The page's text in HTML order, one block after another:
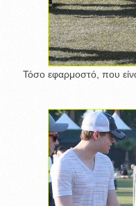
Τόσο εφαρμοστό, που